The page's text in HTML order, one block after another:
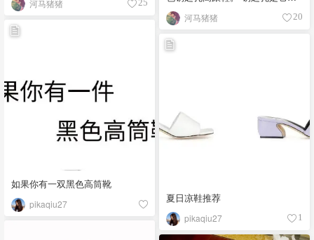
哈。我的上班鞋都是以容易搭西
裤西裙为标准，这两年买的基本
都是包头鞋，今年准备入几双鱼
穿，没有之一。No Concept手工
羊皮鞋，是个日本独立设计师牌
艳不对称设计可爱～属于周五老
板不在的时候穿一穿，可以收获
的时候比较自信。
河马猪猪 25
经典设计之一，隐约露出一点涂
了指甲油的脚趾，给正式的黑色
高跟鞋增添了一抹低调的性感。
我买来上班穿的，是我迄今为止
可以一穿一整天。总之是爱不释
手。
河马猪猪 20
如果你有一双黑色高筒靴
pikaqiu27 夏日凉鞋推荐
pikaqiu27 1